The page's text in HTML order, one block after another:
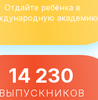
Отдайте ребёнка в
академию
14 230
ВЫПУСКНИКОВ